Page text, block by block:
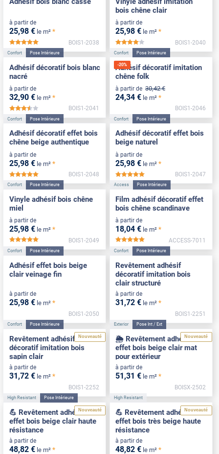
à partir de
25,98 € le m² *
*****
BOIS1-2038
bois chêne clair
à partir de
25,98 € le m² *
*****
BOIS1-2040
Confort Pose Intérieure
Adhésif décoratif bois blanc
nacré
à partir de
32,90 € le m² *
*****
BOIS1-2041
-20%
Confort Pose Intérieure
Adhésif décoratif imitation
chêne folk
à partir de 30,42 €
24,34 € le m² *
BOIS1-2046
Confort Pose Intérieure
Adhésif décoratif effet bois
chêne beige authentique
à partir de
25,98 € le m² *
*****
BOIS1-2048
Confort Pose Intérieure
Adhésif décoratif effet bois
beige naturel
à partir de
25,98 € le m² *
BOIS1-2047
Confort Pose Intérieure
Vinyle adhésif bois chêne
miel
à partir de
25,98 € le m² *
BOIS1-2049
Access Pose Intérieure
Film adhésif décoratif effet
bois chêne scandinave
à partir de
18,04 € le m² *
ACCESS-7011
Confort Pose Intérieure
Adhésif effet bois beige
clair veinage fin
à partir de
25,98 € le m² *
BOIS1-2050
Confort Pose Intérieure
Revêtement adhésif
décoratif imitation bois
clair structuré
à partir de
31 ,72 € le m² *
BOIS1-2251
Nouveauté
Confort Pose Intérieure
Revêtement adhésif
décoratif imitation bois
sapin clair
à partir de
31 ,72 € le m² *
BOIS1-2252
Nouveauté
Exterior Pose Int / Ext
🌦️ Revêtement adhésif
effet bois beige clair mat
pour extérieur
à partir de
51 ,31 € le m² *
BOISX-2502
Nouveauté
High Resistant Pose Intérieure
💪 Revêtement adhésif
effet bois beige clair haute
résistance
à partir de
48,82 € le m² *
Nouveauté
High Resistant
💪 Revêtement adhésif
effet bois très beige haute
résistance
à partir de
48,82 € le m² *